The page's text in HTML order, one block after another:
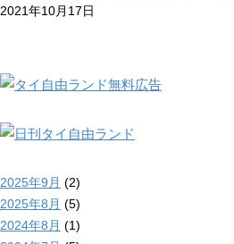
2021年10月17日
2025年9月 (2)
2025年8月 (5)
2024年8月 (1)